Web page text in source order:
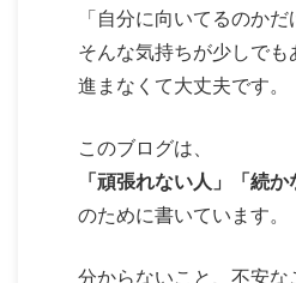
「自分に向いてるのかだ
そんな気持ちが少しでも
進まなくて大丈夫です。
このブログは、
「頑張れない人」「続か
のために書いています。
分からないこと、不安な